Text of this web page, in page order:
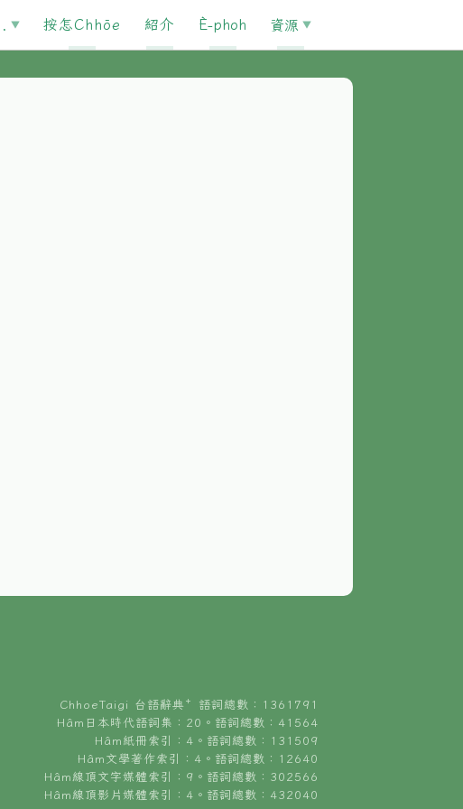
按怎Chhōe 紹介 È-phoh 資源
ChhoeTaigi 台語辭典⁺ 語詞總數：1361791
Hâm日本時代語詞集：20。語詞總數：41564
Hâm紙冊索引：4。語詞總數：131509
Hâm文學著作索引：4。語詞總數：12640
Hâm線頂文字媒體索引：9。語詞總數：302566
Hâm線頂影片媒體索引：4。語詞總數：432040